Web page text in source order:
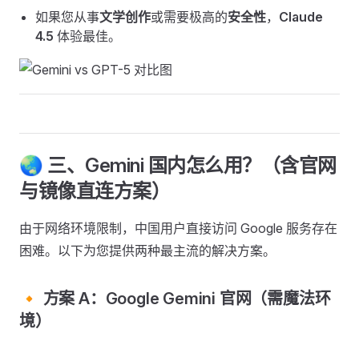
如果您从事文学创作或需要极高的安全性， Claude
4.5 体验最佳。
🌏 三、Gemini 国内怎么用？（含官网
与镜像直连方案）
由于网络环境限制，中国用户直接访问 Google 服务存在
困难。以下为您提供两种最主流的解决方案。
🔸 方案 A：Google Gemini 官网（需魔法环
境）